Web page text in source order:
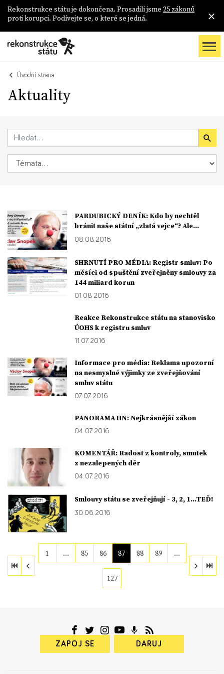
Rekonstrukce státu je dokončena. Prosadili jsme 25 zákonů
proti korupci. Podívejte se, o které se jedná.
Úvodní strana
Aktuality
PARDUBICKÝ DENÍK: Kdo by nechtěl
bránit naše státní „zlatá vejce“? Ale...
08. 08. 2016
SHRNUTÍ PRO MÉDIA: Registr smluv: Po
měsíci od spuštění zveřejněny smlouvy za
144 miliard korun
01. 08. 2016
Reakce Rekonstrukce státu na stanovisko
ÚOHS k registru smluv
11. 07. 2016
Informace pro média: Reklama upozorní
na nesmyslné výjimky ze zveřejňování
smluv státu
07. 07. 2016
PANORAMA HN: Nejkrásnější zákon
04. 07. 2016
KOMENTÁŘ: Radost z kontroly, smutek
z nezalepených děr
04. 07. 2016
Smlouvy státu se zveřejňují - 3, 2, 1…TEĎ!
30. 06. 2016
1 … 85 86 87 88 89 …
127
ZAPOJ SE DARUJ